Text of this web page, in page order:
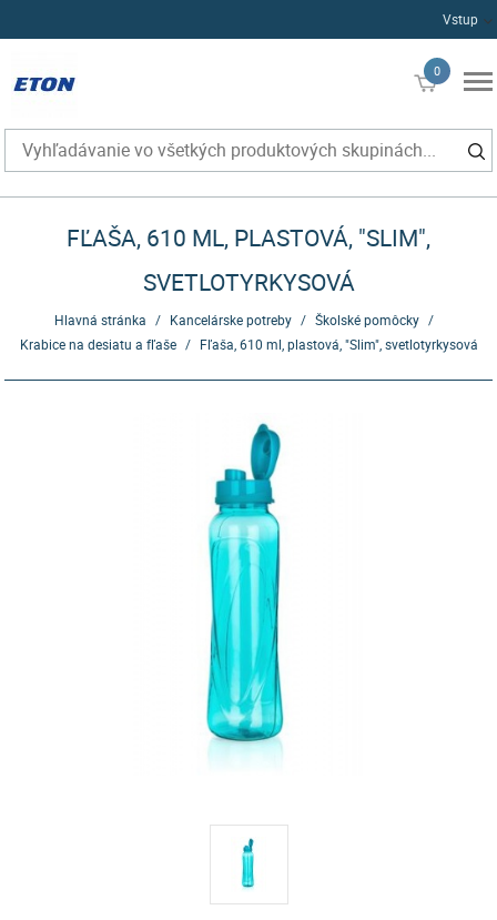
Vstup
0
€0
FĽAŠA, 610 ML, PLASTOVÁ, "SLIM",
SVETLOTYRKYSOVÁ
Hlavná stránka / Kancelárske potreby / Školské pomôcky /
Krabice na desiatu a fľaše / Fľaša, 610 ml, plastová, "Slim", svetlotyrkysová